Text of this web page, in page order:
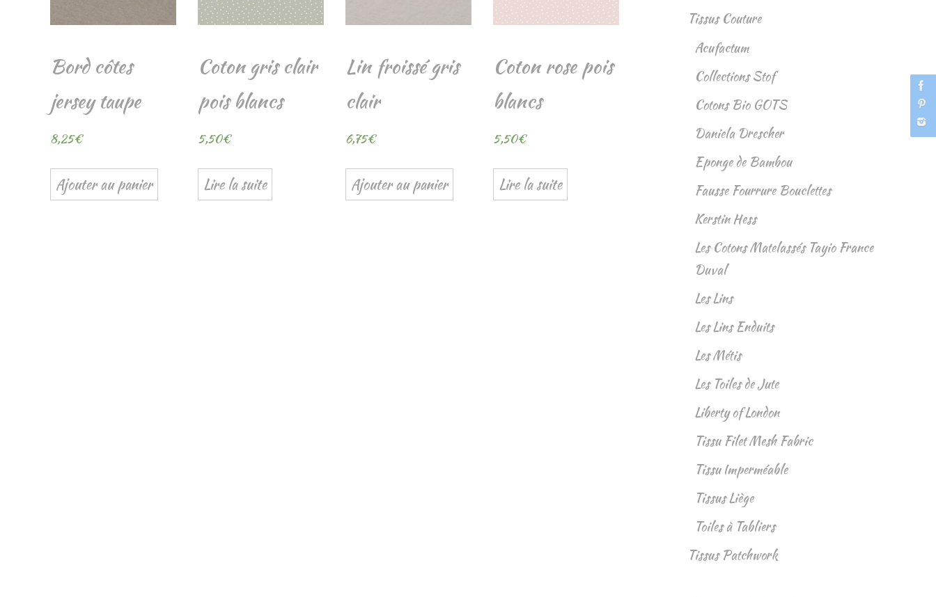
Bord côtes
jersey taupe
8,25€
Ajouter au panier
Coton gris clair
pois blancs
5,50€
Lire la suite
Lin froissé gris
clair
6,75€
Ajouter au panier
Coton rose pois
blancs
5,50€
Lire la suite
Tissus Couture
Acufactum
Collections Stof
Cotons Bio GOTS
Daniela Drescher
Eponge de Bambou
Fausse Fourrure Bouclettes
Kerstin Hess
Les Cotons Matelassés Tayio France
Duval
Les Lins
Les Lins Enduits
Les Métis
Les Toiles de Jute
Liberty of London
Tissu Filet Mesh Fabric
Tissu Imperméable
Tissus Liège
Toiles à Tabliers
Tissus Patchwork